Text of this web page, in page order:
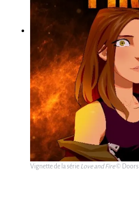
Vignette de la série Love and Fire© Doors